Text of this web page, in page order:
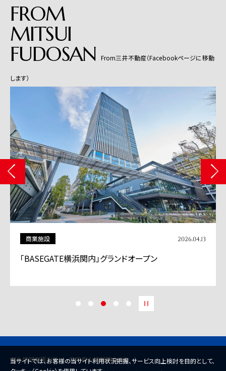
FROM
MITSUI
FUDOSAN From三井不動産（Facebookページに移動
します）
商業施設 2026.04.13
「BASEGATE横浜関内」グランドオープン
個人情報保護方針
特定個人情報基本方針
当サイトでは、お客様の当サイト利用状況把握、サービス向上検討を目的として、